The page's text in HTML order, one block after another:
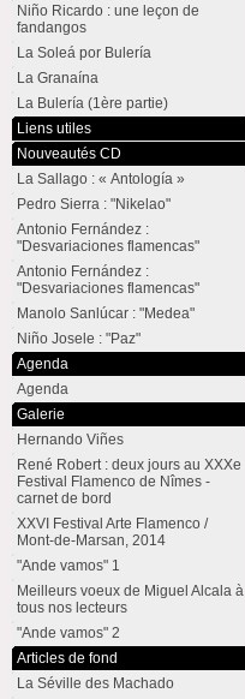
Niño Ricardo : une leçon de
fandangos
La Soleá por Bulería
La Granaína
La Bulería (1ère partie)
Liens utiles
Nouveautés CD
La Sallago : « Antología »
Pedro Sierra : "Nikelao"
Antonio Fernández :
"Desvariaciones flamencas"
Antonio Fernández :
"Desvariaciones flamencas"
Manolo Sanlúcar : "Medea"
Niño Josele : "Paz"
Agenda
Agenda
Galerie
Hernando Viñes
René Robert : deux jours au XXXe
Festival Flamenco de Nîmes -
carnet de bord
XXVI Festival Arte Flamenco /
Mont-de-Marsan, 2014
"Ande vamos" 1
Meilleurs voeux de Miguel Alcala à
tous nos lecteurs
"Ande vamos" 2
Articles de fond
La Séville des Machado